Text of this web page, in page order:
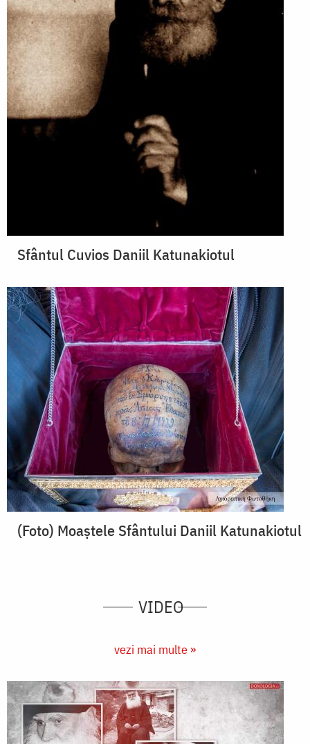
Sfântul Cuvios Daniil Katunakiotul
(Foto) Moaștele Sfântului Daniil Katunakiotul
VIDEO
vezi mai multe »